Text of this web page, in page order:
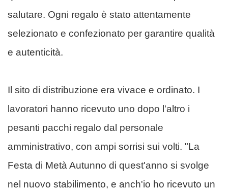
salutare. Ogni regalo è stato attentamente
selezionato e confezionato per garantire qualità
e autenticità.
Il sito di distribuzione era vivace e ordinato. I
lavoratori hanno ricevuto uno dopo l'altro i
pesanti pacchi regalo dal personale
amministrativo, con ampi sorrisi sui volti. "La
Festa di Metà Autunno di quest'anno si svolge
nel nuovo stabilimento, e anch'io ho ricevuto un